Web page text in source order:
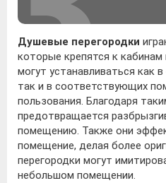
Душевые перегородки
которые крепятся к
могут устанавливаться как
так и в соответствующих
пользования. Благодаря
предотвращается
помещению. Также они
помещение, делая более
перегородки могут
небольшом помещении.